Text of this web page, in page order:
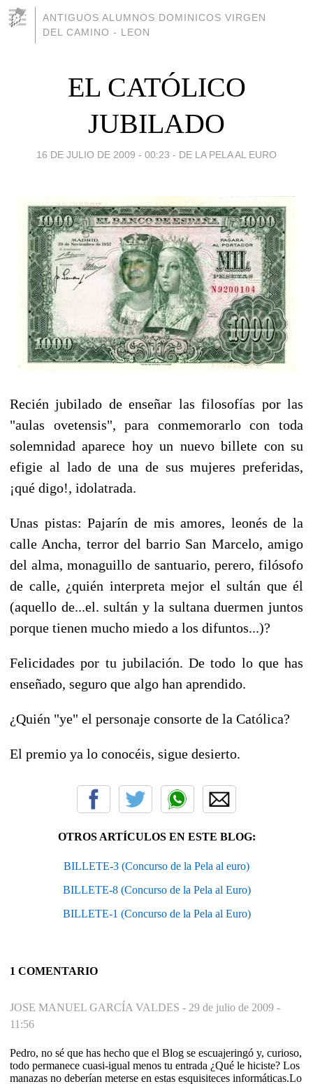
ANTIGUOS ALUMNOS DOMINICOS VIRGEN
DEL CAMINO - LEON
EL CATÓLICO
JUBILADO
16 DE JULIO DE 2009 - 00:23 - DE LA PELA AL EURO
Recién jubilado de enseñar las filosofías por las
"aulas ovetensis", para conmemorarlo con toda
solemnidad aparece hoy un nuevo billete con su
efigie al lado de una de sus mujeres preferidas,
¡qué digo!, idolatrada.
Unas pistas: Pajarín de mis amores, leonés de la
calle Ancha, terror del barrio San Marcelo, amigo
del alma, monaguillo de santuario, perero, filósofo
de calle, ¿quién interpreta mejor el sultán que él
(aquello de...el. sultán y la sultana duermen juntos
porque tienen mucho miedo a los difuntos...)?
Felicidades por tu jubilación. De todo lo que has
enseñado, seguro que algo han aprendido.
¿Quién "ye" el personaje consorte de la Católica?
El premio ya lo conocéis, sigue desierto.
OTROS ARTÍCULOS EN ESTE BLOG:
BILLETE-3 (Concurso de la Pela al euro)
BILLETE-8 (Concurso de la Pela al Euro)
BILLETE-1 (Concurso de la Pela al Euro)
1 COMENTARIO
JOSE MANUEL GARCÍA VALDES - 29 de julio de 2009 -
11:56
Pedro, no sé que has hecho que el Blog se escuajeringó y, curioso,
todo permanece cuasi-igual menos tu entrada ¿Qué le hiciste? Los
manazas no deberían meterse en estas esquisiteces informáticas.Lo